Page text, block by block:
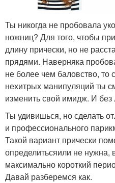
Ты никогда не пробовала
ножниц? Для того, чтобы
длину прически, но не
прядями. Наверняка
не более чем баловство,
нехитрых манипуляций ты
изменить свой имидж. И
Ты удивишься, но сделать
и профессионального
Такой вариант прически
определитьсяили не нужна,
максимально короткий
Давай разберемся как.